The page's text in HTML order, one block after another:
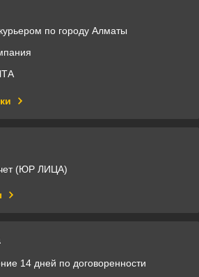
по городу Алматы
(ЮР ЛИЦА)
14 дней по договоренности